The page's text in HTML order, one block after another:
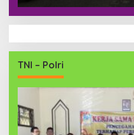
TNI – Polri